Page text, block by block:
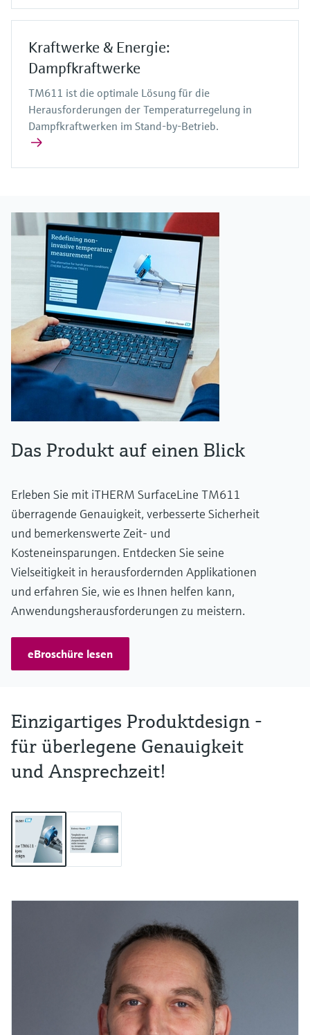
Kraftwerke & Energie:
Dampfkraftwerke
TM611 ist die optimale Lösung für die
Herausforderungen der Temperaturregelung in
Dampfkraftwerken im Stand-by-Betrieb.
Das Produkt auf einen Blick
Erleben Sie mit iTHERM SurfaceLine TM611
überragende Genauigkeit, verbesserte Sicherheit
und bemerkenswerte Zeit- und
Kosteneinsparungen. Entdecken Sie seine
Vielseitigkeit in herausfordernden Applikationen
und erfahren Sie, wie es Ihnen helfen kann,
Anwendungsherausforderungen zu meistern.
eBroschüre lesen
Einzigartiges Produktdesign -
für überlegene Genauigkeit
und Ansprechzeit!